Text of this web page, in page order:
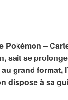
Pokémon –
sait se
grand format,
dispose à sa